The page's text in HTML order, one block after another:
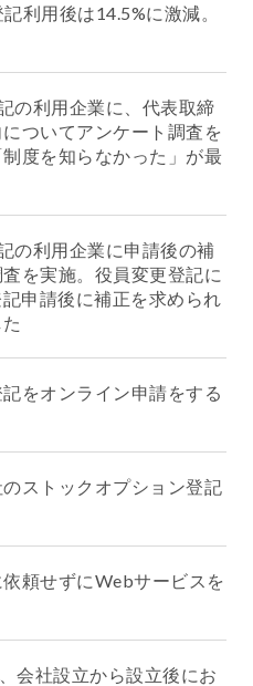
利用後は14.5%に激減。
の利用企業に、代表取締
ついてアンケート調査を
度を知らなかった」が最
の利用企業に申請後の補
を実施。役員変更登記に
申請後に補正を求められ
をオンライン申請をする
ストックオプション登記
頼せずにWebサービスを
会社設立から設立後にお